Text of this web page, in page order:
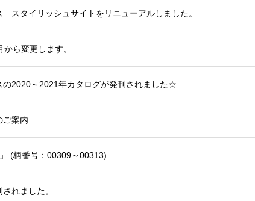
スタイリッシュサイトをリニューアルしました。
ら変更します。
の2020～2021年カタログが発刊されました☆
ご案内
(柄番号：00309～00313)
れました。